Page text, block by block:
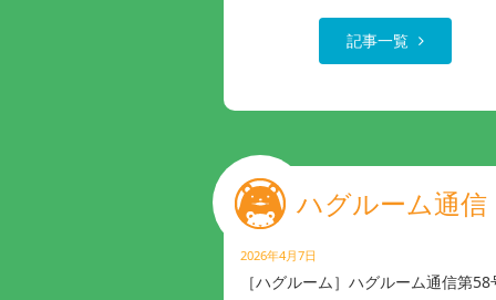
記事一覧
ハグルーム通信
2026年4月7日
［ハグルーム］ハグルーム通信第58